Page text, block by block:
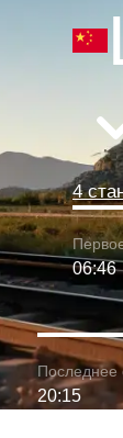
4
06:46
Последнее
20:15